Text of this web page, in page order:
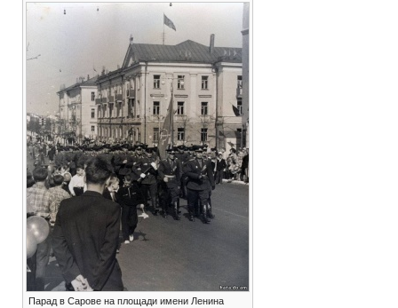
Парад в Сарове на площади имени Ленина